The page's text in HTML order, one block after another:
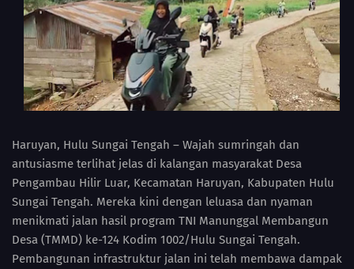
Haruyan, Hulu Sungai Tengah – Wajah sumringah dan
antusiasme terlihat jelas di kalangan masyarakat Desa
Pengambau Hilir Luar, Kecamatan Haruyan, Kabupaten Hulu
Sungai Tengah. Mereka kini dengan leluasa dan nyaman
menikmati jalan hasil program TNI Manunggal Membangun
Desa (TMMD) ke-124 Kodim 1002/Hulu Sungai Tengah.
Pembangunan infrastruktur jalan ini telah membawa dampak